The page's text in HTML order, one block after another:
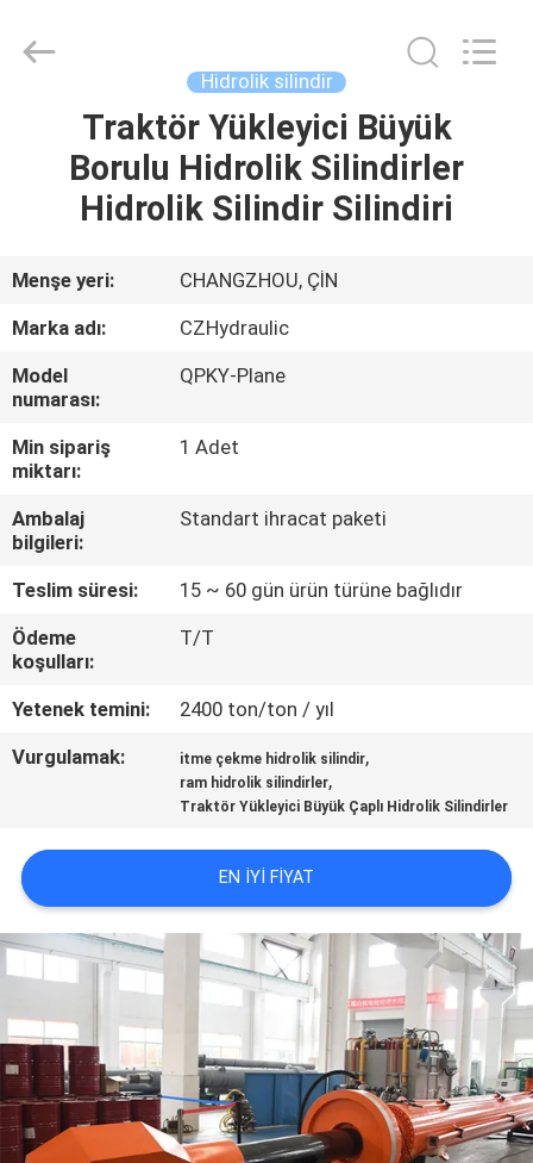
ÜRÜN
VIDEOLAR
HAKKIMIZDA
FABRIKA
TURU
KALITE
KONTROLÜ
BIZIMLE
İLETIŞIM
İNDIRIM
İSTE
SITE
HARITASI
GIZLILIK
POLITIKASI
EQUIPMENT
CO.,LTD.
Hidrolik silindir
Traktör Yükleyici Büyük
Borulu Hidrolik Silindirler
Hidrolik Silindir Silindiri
Menşe yeri:
CHANGZHOU, ÇİN
Marka adı:
CZHydraulic
Model
numarası:
QPKY-Plane
Min sipariş
miktarı:
1 Adet
Ambalaj
bilgileri:
Standart ihracat paketi
Teslim süresi:
15 ~ 60 gün ürün türüne bağlıdır
Ödeme
koşulları:
T/T
Yetenek temini:
2400 ton/ton / yıl
Vurgulamak:
itme çekme hidrolik silindir,
ram hidrolik silindirler,
Traktör Yükleyici Büyük Çaplı Hidrolik Silindirler
EN IYI FIYAT